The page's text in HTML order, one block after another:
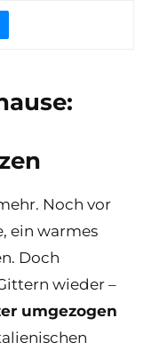
Noch vor
ein warmes
Doch
wieder –
umgezogen